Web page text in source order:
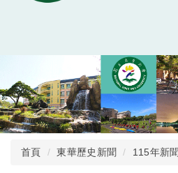
首頁 東華歷史新聞 115年新